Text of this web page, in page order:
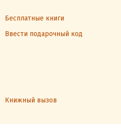
Бесплатные книги
Ввести подарочный код
Книжный вызов